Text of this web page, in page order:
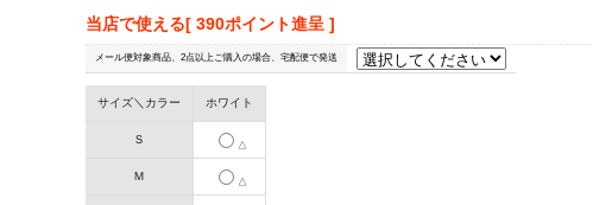
当店で使える[ 390ポイント進呈 ]
メール便対象商品、2点以上ご購入の場合、宅配便で発送
サイズ＼カラー ホワイト
Ｓ △
Ｍ △